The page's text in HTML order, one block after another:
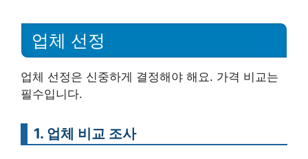
업체 선정
업체 선정은 신중하게 결정해야 해요. 가격 비교는
필수입니다.
1. 업체 비교 조사